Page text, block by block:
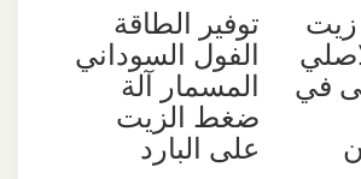
في
توفير الطاقة
الفول السوداني
المسمار آلة
ضغط الزيت
على البارد